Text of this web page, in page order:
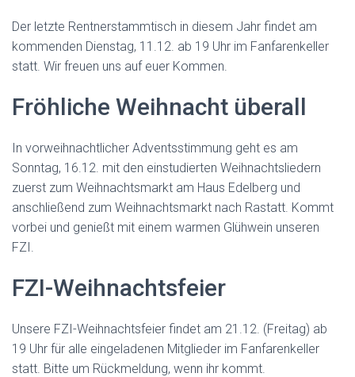
Der letzte Rentnerstammtisch in diesem Jahr findet am
kommenden Dienstag, 11.12. ab 19 Uhr im Fanfarenkeller
statt. Wir freuen uns auf euer Kommen.
Fröhliche Weihnacht überall
In vorweihnachtlicher Adventsstimmung geht es am
Sonntag, 16.12. mit den einstudierten Weihnachtsliedern
zuerst zum Weihnachtsmarkt am Haus Edelberg und
anschließend zum Weihnachtsmarkt nach Rastatt. Kommt
vorbei und genießt mit einem warmen Glühwein unseren
FZI.
FZI-Weihnachtsfeier
Unsere FZI-Weihnachtsfeier findet am 21.12. (Freitag) ab
19 Uhr für alle eingeladenen Mitglieder im Fanfarenkeller
statt. Bitte um Rückmeldung, wenn ihr kommt.